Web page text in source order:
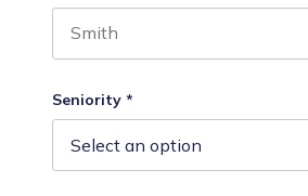
Seniority *